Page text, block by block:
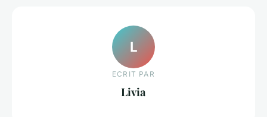
L
ECRIT PAR
Livia